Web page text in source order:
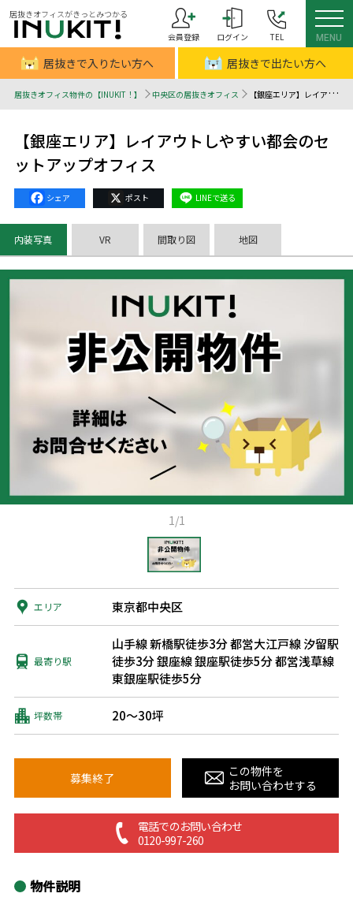
居抜きオフィスがきっとみつかる
会員登録
ログイン TEL MENU
居抜きで入りたい方へ 居抜きで出たい方へ
居抜きオフィス物件の【INUKIT！】 中央区の居抜きオフィス 【銀座エリア】レイアウトしやすい都会のセットアップオフィス - 居抜きオフィスはINUKIT！（イヌキット）
【銀座エリア】レイアウトしやすい都会のセ
ットアップオフィス
Facebook
X Line
内装写真 VR 間取り図 地図
1/1
エリア 東京都中央区
最寄り駅
山手線 新橋駅徒歩3分都営大江戸線 汐留駅
徒歩3分銀座線 銀座駅徒歩5分都営浅草線
東銀座駅徒歩5分
坪数帯 20～30坪
募集終了
この物件を
お問い合わせする
電話でのお問い合わせ
0120-997-260
物件説明